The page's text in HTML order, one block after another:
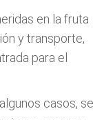
en la fruta
y transporte,
para el
casos, se